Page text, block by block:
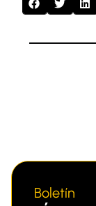
Boletín